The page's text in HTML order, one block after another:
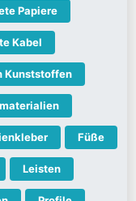
Papiere
Kabel
Kunststoffen
Füße
Leisten